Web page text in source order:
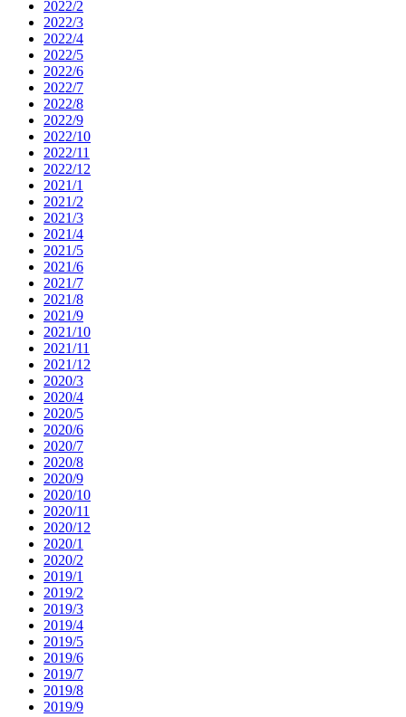
2022/2
2022/3
2022/4
2022/5
2022/6
2022/7
2022/8
2022/9
2022/10
2022/11
2022/12
2021/1
2021/2
2021/3
2021/4
2021/5
2021/6
2021/7
2021/8
2021/9
2021/10
2021/11
2021/12
2020/3
2020/4
2020/5
2020/6
2020/7
2020/8
2020/9
2020/10
2020/11
2020/12
2020/1
2020/2
2019/1
2019/2
2019/3
2019/4
2019/5
2019/6
2019/7
2019/8
2019/9